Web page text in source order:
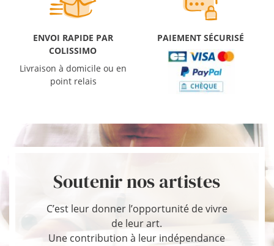
ENVOI RAPIDE PAR
COLISSIMO
Livraison à domicile ou en
point relais
PAIEMENT SÉCURISÉ
Soutenir nos artistes
C’est leur donner l’opportunité de vivre
de leur art.
Une contribution à leur indépendance